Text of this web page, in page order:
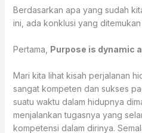
Berdasarkan apa yang sudah
ini, ada konklusi yang
Pertama, Purpose is dynamic
Mari kita lihat kisah perjalanan
sangat kompeten dan sukses
suatu waktu dalam hidupnya
menjalankan tugasnya yang
kompetensi dalam dirinya.